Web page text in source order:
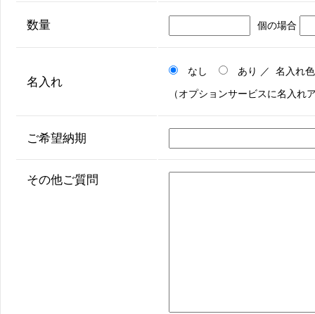
数量 個の場合
名入れ
なし
あり ／ 名入れ
（オプションサービスに名入れ
ご希望納期
その他ご質問